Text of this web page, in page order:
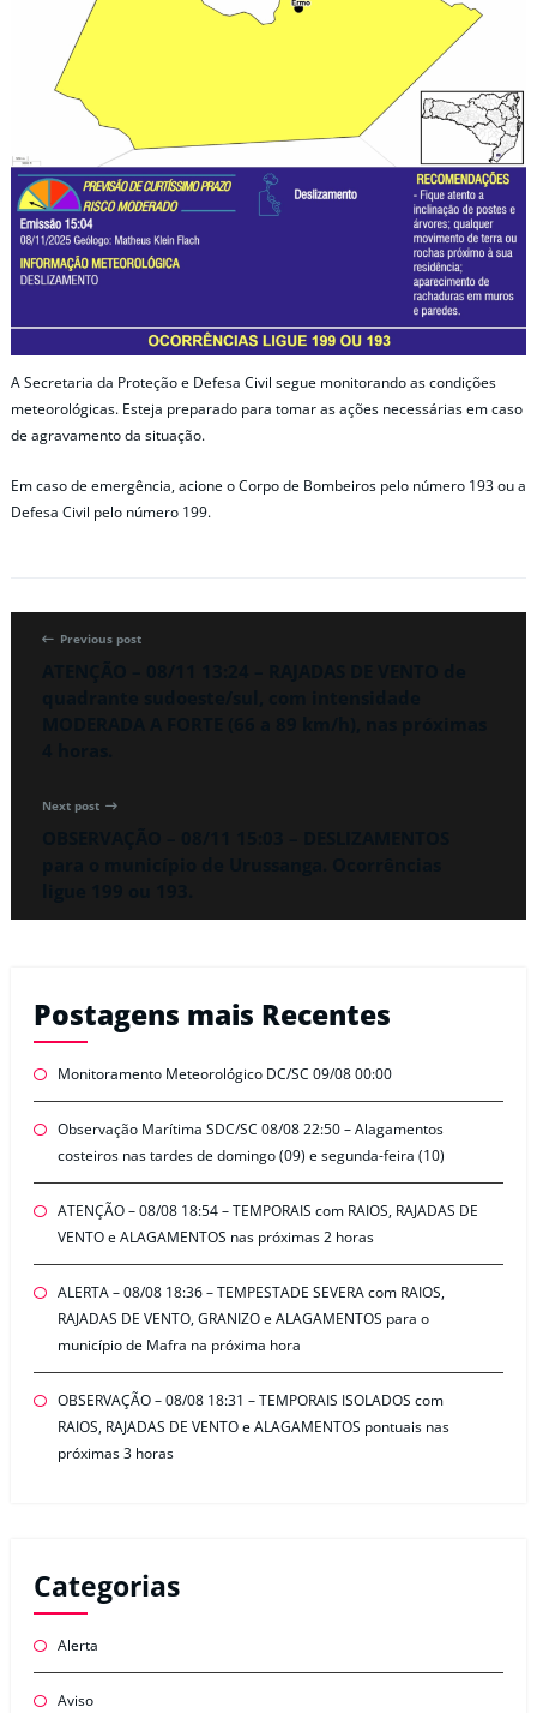
A Secretaria da Proteção e Defesa Civil segue monitorando as condições
meteorológicas. Esteja preparado para tomar as ações necessárias em caso
de agravamento da situação.
Em caso de emergência, acione o Corpo de Bombeiros pelo número 193 ou a
Defesa Civil pelo número 199.
Previous post
Next post
Postagens mais Recentes
Monitoramento Meteorológico DC/SC 09/08 00:00
Observação Marítima SDC/SC 08/08 22:50 – Alagamentos
costeiros nas tardes de domingo (09) e segunda-feira (10)
ATENÇÃO – 08/08 18:54 – TEMPORAIS com RAIOS, RAJADAS DE
VENTO e ALAGAMENTOS nas próximas 2 horas
ALERTA – 08/08 18:36 – TEMPESTADE SEVERA com RAIOS,
RAJADAS DE VENTO, GRANIZO e ALAGAMENTOS para o
município de Mafra na próxima hora
OBSERVAÇÃO – 08/08 18:31 – TEMPORAIS ISOLADOS com
RAIOS, RAJADAS DE VENTO e ALAGAMENTOS pontuais nas
próximas 3 horas
Categorias
Alerta
Aviso